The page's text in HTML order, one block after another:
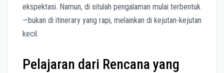
ekspektasi. Namun, di situlah pengalaman mulai terbentuk
—bukan di itinerary yang rapi, melainkan di kejutan-kejutan
kecil.
Pelajaran dari Rencana yang